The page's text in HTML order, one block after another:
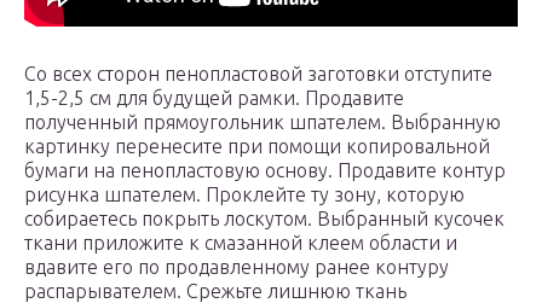
Со всех сторон пенопластовой заготовки отступите
1,5-2,5 см для будущей рамки. Продавите
полученный прямоугольник шпателем. Выбранную
картинку перенесите при помощи копировальной
бумаги на пенопластовую основу. Продавите контур
рисунка шпателем. Проклейте ту зону, которую
собираетесь покрыть лоскутом. Выбранный кусочек
ткани приложите к смазанной клеем области и
вдавите его по продавленному ранее контуру
распарывателем. Срежьте лишнюю ткань